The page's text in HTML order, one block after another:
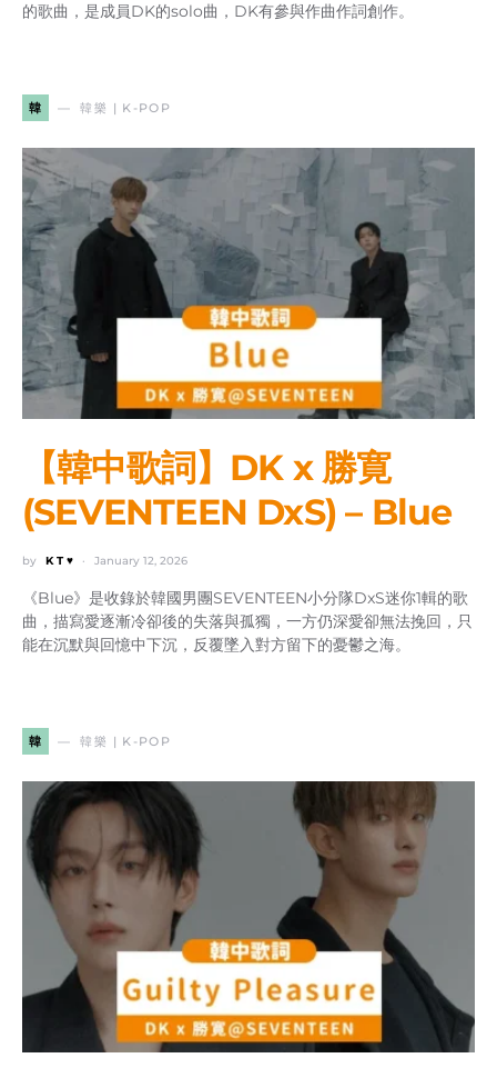
的歌曲，是成員DK的solo曲，DK有參與作曲作詞創作。
韓 韓樂 | K-POP
【韓中歌詞】DK x 勝寛
(SEVENTEEN DxS) – Blue
by K T ♥ January 12, 2026
《Blue》是收錄於韓國男團SEVENTEEN小分隊DxS迷你1輯的歌
曲，描寫愛逐漸冷卻後的失落與孤獨，一方仍深愛卻無法挽回，只
能在沉默與回憶中下沉，反覆墜入對方留下的憂鬱之海。
韓 韓樂 | K-POP